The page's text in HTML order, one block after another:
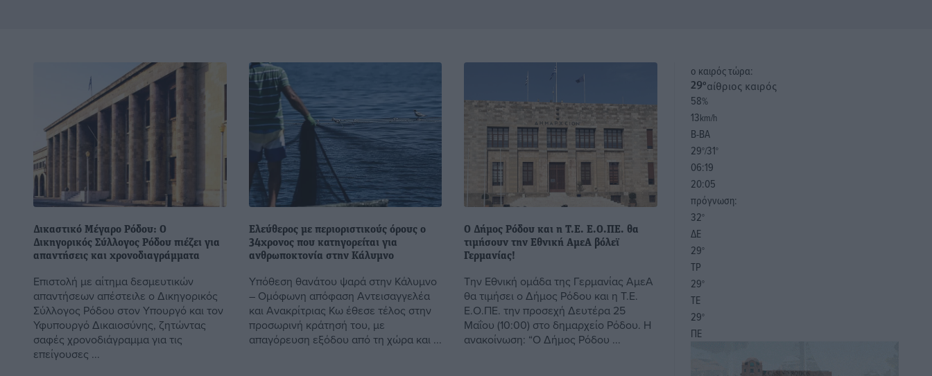
Δικαστικό Μέγαρο Ρόδου: Ο
Δικηγορικός Σύλλογος Ρόδου πιέζει για
απαντήσεις και χρονοδιαγράμματα
Επιστολή με αίτημα δεσμευτικών
απαντήσεων απέστειλε ο Δικηγορικός
Σύλλογος Ρόδου στον Υπουργό και τον
Υφυπουργό Δικαιοσύνης, ζητώντας
σαφές χρονοδιάγραμμα για τις
επείγουσες ...
Ελεύθερος με περιοριστικούς όρους ο
34χρονος που κατηγορείται για
ανθρωποκτονία στην Κάλυμνο
Υπόθεση θανάτου ψαρά στην Κάλυμνο
– Ομόφωνη απόφαση Αντεισαγγελέα
και Ανακρίτριας Κω έθεσε τέλος στην
προσωρινή κράτησή του, με
απαγόρευση εξόδου από τη χώρα και ...
Ο Δήμος Ρόδου και η Τ.Ε. Ε.Ο.ΠΕ. θα
τιμήσουν την Εθνική ΑμεΑ βόλεϊ
Γερμανίας!
Την Εθνική ομάδα της Γερμανίας ΑμεΑ
θα τιμήσει ο Δήμος Ρόδου και η Τ.Ε.
Ε.Ο.ΠΕ. την προσεχή Δευτέρα 25
Μαΐου (10:00) στο δημαρχείο Ρόδου. Η
ανακοίνωση: “Ο Δήμος Ρόδου ...
o καιρός τώρα:
29°αίθριος καιρός
58%
13km/h
Β-ΒΑ
29°/31°
06:19
20:05
πρόγνωση:
32°
ΔΕ
29°
ΤΡ
29°
ΤΕ
29°
ΠΕ